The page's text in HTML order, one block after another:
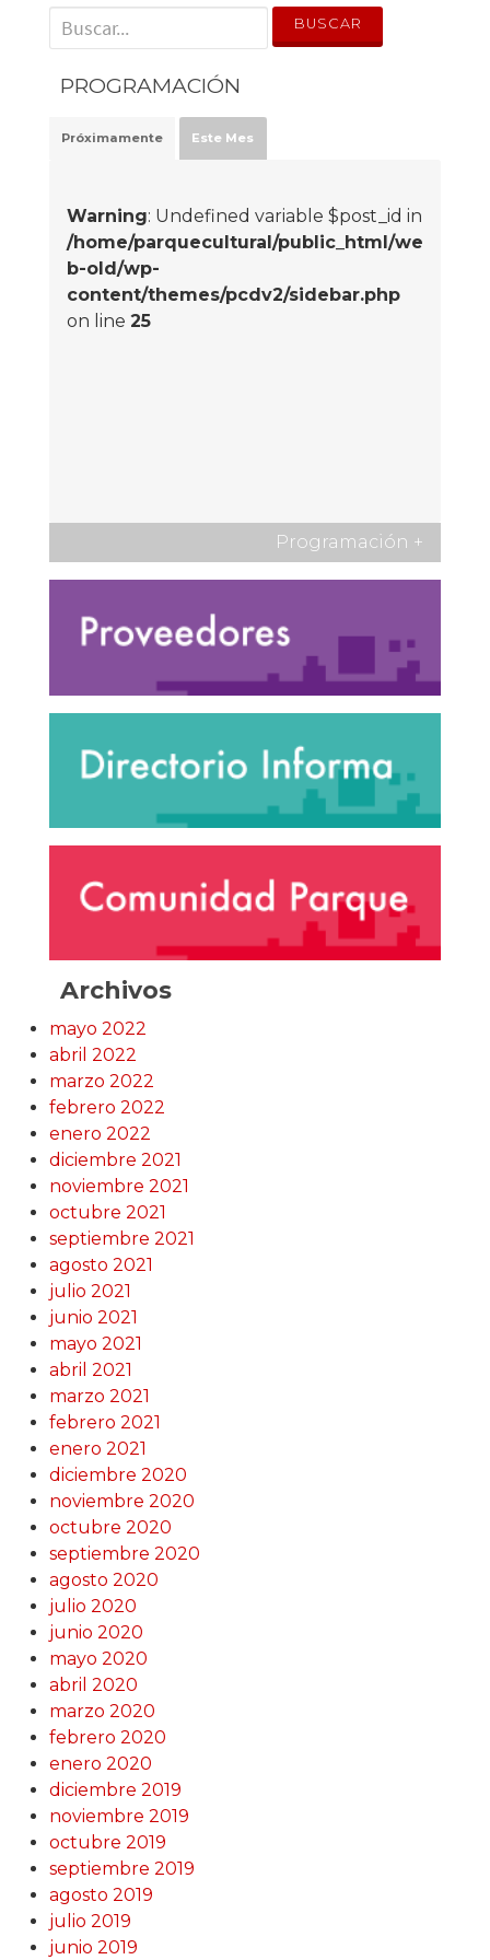
' . __('Search for:') . '
PROGRAMACIÓN
Próximamente Este Mes
Warning: Undefined variable $post_id in
/home/parquecultural/public_html/we
b-old/wp-
content/themes/pcdv2/sidebar.php
on line 25
Programación +
Archivos
mayo 2022
abril 2022
marzo 2022
febrero 2022
enero 2022
diciembre 2021
noviembre 2021
octubre 2021
septiembre 2021
agosto 2021
julio 2021
junio 2021
mayo 2021
abril 2021
marzo 2021
febrero 2021
enero 2021
diciembre 2020
noviembre 2020
octubre 2020
septiembre 2020
agosto 2020
julio 2020
junio 2020
mayo 2020
abril 2020
marzo 2020
febrero 2020
enero 2020
diciembre 2019
noviembre 2019
octubre 2019
septiembre 2019
agosto 2019
julio 2019
junio 2019